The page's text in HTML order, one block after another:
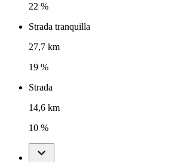
22 %
Strada tranquilla
27,7 km
19 %
Strada
14,6 km
10 %